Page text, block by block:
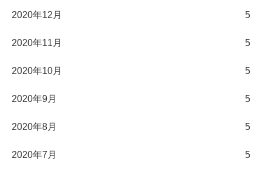
2020年12月 5
2020年11月 5
2020年10月 5
2020年9月 5
2020年8月 5
2020年7月 5